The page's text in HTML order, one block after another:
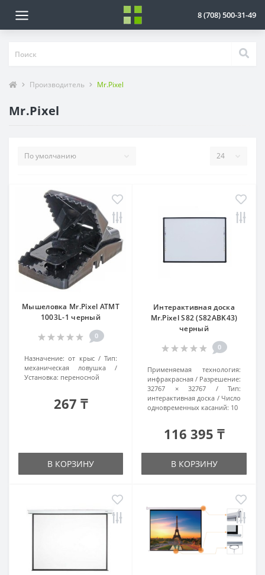
8 (708) 500-31-49
Производитель Mr.Pixel
Mr.Pixel
Мышеловка Mr.Pixel ATMT
1003L-1 черный
0
Назначение: от крыс
Тип:
механическая ловушка
Установка: переносной
267 ₸
В КОРЗИНУ
Интерактивная доска
Mr.Pixel S82 (S82ABK43)
черный
0
Применяемая технология:
инфракрасная
Разрешение:
32767 × 32767
Тип:
интерактивная доска
Число
одновременных касаний: 10
116 395 ₸
В КОРЗИНУ